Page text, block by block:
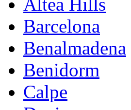
Barcelona
Benalmadena
Benidorm
Calpe